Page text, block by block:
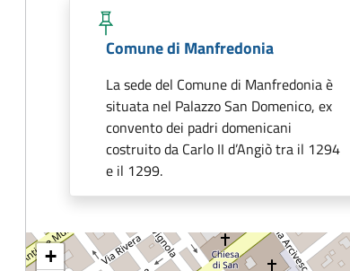
Comune di Manfredonia
La sede del Comune di Manfredonia è
situata nel Palazzo San Domenico, ex
convento dei padri domenicani
costruito da Carlo II d’Angiò tra il 1294
e il 1299.
+